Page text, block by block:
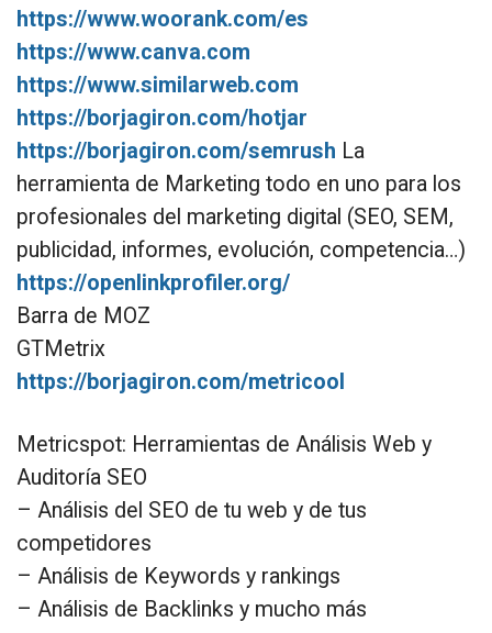
https://www.woorank.com/es
https://www.canva.com
https://www.similarweb.com
https://borjagiron.com/hotjar
https://borjagiron.com/semrush La
herramienta de Marketing todo en uno para los
profesionales del marketing digital (SEO, SEM,
publicidad, informes, evolución, competencia…)
https://openlinkprofiler.org/
Barra de MOZ
GTMetrix
https://borjagiron.com/metricool
Metricspot: Herramientas de Análisis Web y
Auditoría SEO
– Análisis del SEO de tu web y de tus
competidores
– Análisis de Keywords y rankings
– Análisis de Backlinks y mucho más